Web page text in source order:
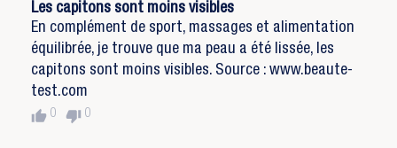
Les capitons sont moins visibles
En complément de sport, massages et alimentation
équilibrée, je trouve que ma peau a été lissée, les
capitons sont moins visibles. Source : www.beaute-
test.com
thumb_up 0 thumb_down 0